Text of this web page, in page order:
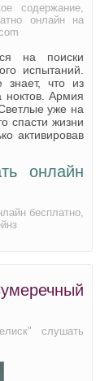
содержание,
онлайн на
на поиски
испытаний.
что из
Армия
уже на
спасти жизни
активировав
онлайн
бесплатно,
слушать